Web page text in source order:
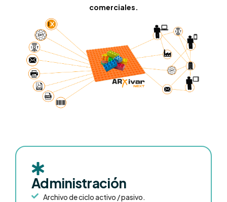
comerciales.
Administración
Archivo de ciclo activo / pasivo.